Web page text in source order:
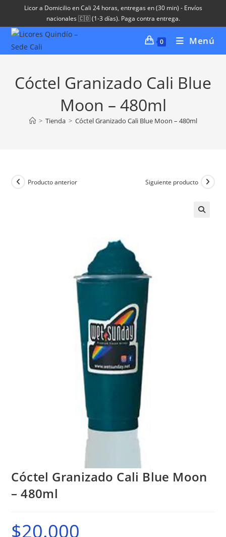
contenido
Licor a Domicilio en Cali 24 horas, entregas en (30 min) - Envíos
nacionales 🇨🇴 (1-3 días). Paga contra entrega.
0 Menú
Cóctel Granizado Cali Blue
Moon – 480ml
> Tienda > Cóctel Granizado Cali Blue Moon – 480ml
Producto anterior Siguiente producto
Cóctel Granizado Cali Blue Moon
– 480ml
$20.000